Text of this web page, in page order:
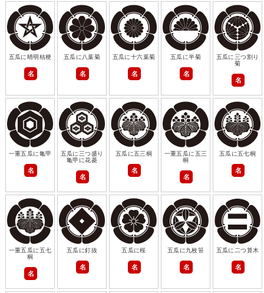
五瓜に晴明桔梗
名
五瓜に八葉菊
名
五瓜に十六葉菊
名
五瓜に半菊
名
五瓜に三つ割り
菊
名
一重五瓜に亀甲
名
五瓜に三つ盛り
亀甲に花菱
名
五瓜に五三桐
名
一重五瓜に五三
桐
名
五瓜に五七桐
名
一重五瓜に五七
桐
名
五瓜に釘抜
名
五瓜に桜
名
五瓜に九枚笹
名
五瓜に二つ算木
名